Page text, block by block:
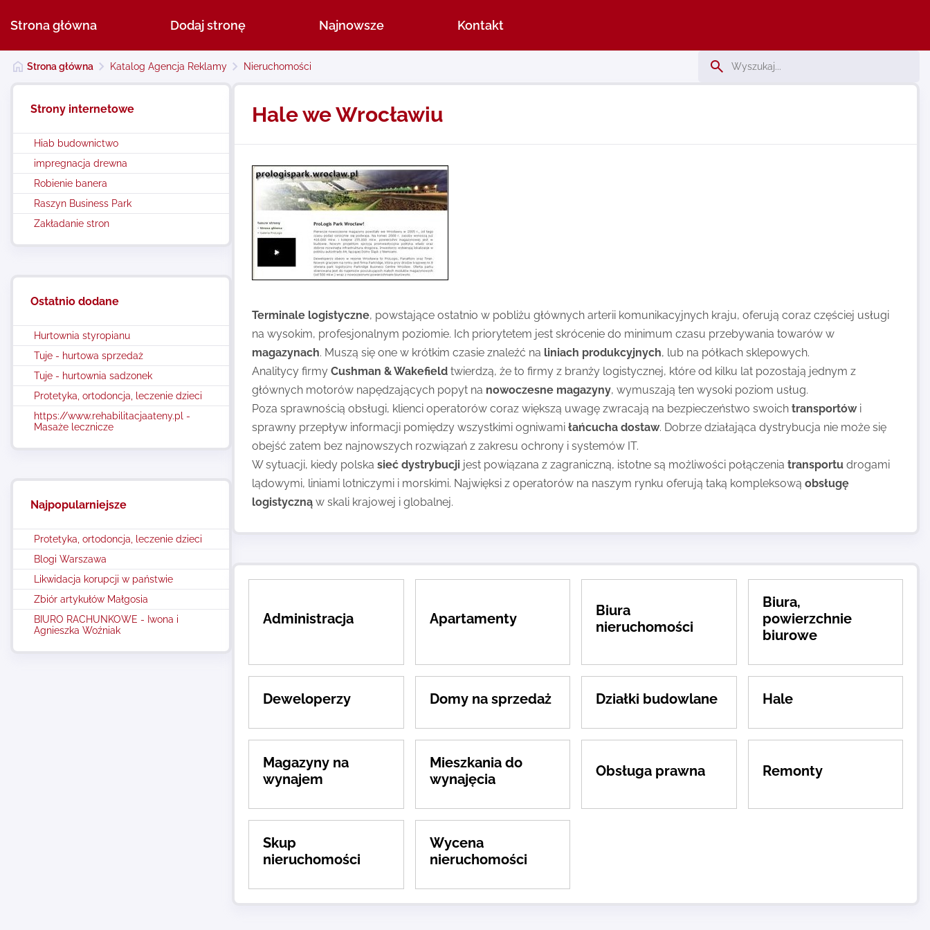
Strona główna Dodaj stronę Najnowsze Kontakt
Strona główna Katalog Agencja Reklamy Nieruchomości
Strony internetowe
Hiab budownictwo
impregnacja drewna
Robienie banera
Raszyn Business Park
Zakładanie stron
Ostatnio dodane
Hurtownia styropianu
Tuje - hurtowa sprzedaż
Tuje - hurtownia sadzonek
Protetyka, ortodoncja, leczenie dzieci
https://www.rehabilitacjaateny.pl -
Masaże lecznicze
Najpopularniejsze
Protetyka, ortodoncja, leczenie dzieci
Blogi Warszawa
Likwidacja korupcji w państwie
Zbiór artykułów Małgosia
BIURO RACHUNKOWE - Iwona i
Agnieszka Woźniak
Hale we Wrocławiu
Terminale logistyczne, powstające ostatnio w pobliżu głównych arterii komunikacyjnych kraju, oferują coraz częściej usługi
na wysokim, profesjonalnym poziomie. Ich priorytetem jest skrócenie do minimum czasu przebywania towarów w
magazynach. Muszą się one w krótkim czasie znaleźć na liniach produkcyjnych, lub na półkach sklepowych.
Analitycy firmy Cushman & Wakefield twierdzą, że to firmy z branży logistycznej, które od kilku lat pozostają jednym z
głównych motorów napędzających popyt na nowoczesne magazyny, wymuszają ten wysoki poziom usług.
Poza sprawnością obsługi, klienci operatorów coraz większą uwagę zwracają na bezpieczeństwo swoich transportówi
sprawny przepływ informacji pomiędzy wszystkimi ogniwami łańcucha dostaw. Dobrze działająca dystrybucja nie może się
obejść zatem bez najnowszych rozwiązań z zakresu ochrony i systemów IT.
W sytuacji, kiedy polska sieć dystrybucji jest powiązana z zagraniczną, istotne są możliwości połączenia transportu drogami
lądowymi, liniami lotniczymi i morskimi. Najwięksi z operatorów na naszym rynku oferują taką kompleksową obsługę
logistyczną w skali krajowej i globalnej.
Administracja Apartamenty
Biura
nieruchomości
Biura,
powierzchnie
biurowe
Deweloperzy Domy na sprzedaż Działki budowlane Hale
Magazyny na
wynajem
Mieszkania do
wynajęcia
Obsługa prawna Remonty
Skup
nieruchomości
Wycena
nieruchomości